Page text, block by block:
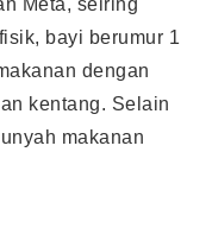
bayi berumur 1
dengan
kentang. Selain
makanan